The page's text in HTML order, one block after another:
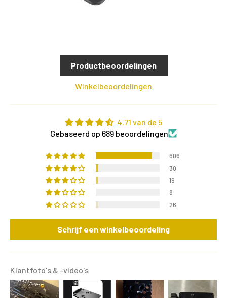
Productbeoordelingen
Winkelbeoordelingen
4.71 van de 5
Gebaseerd op 689 beoordelingen
606
30
19
8
26
Schrijf een winkelbeoordeling
Klantfoto's & -video's